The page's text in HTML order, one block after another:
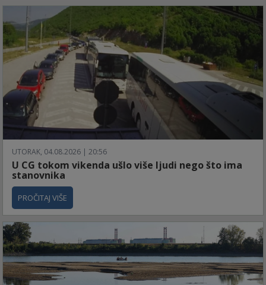
UTORAK, 04.08.2026 | 20:56
U CG tokom vikenda ušlo više ljudi nego što ima
stanovnika
PROČITAJ VIŠE